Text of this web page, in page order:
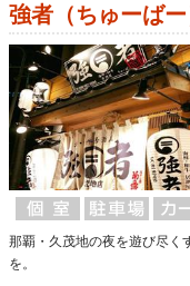
強者（ちゅーば
那覇・久茂地の夜を遊び尽く
を。